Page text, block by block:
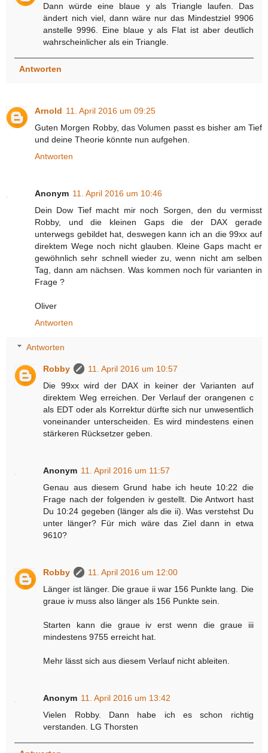
Dann würde eine blaue y als Triangle laufen. Das
ändert nich viel, dann wäre nur das Mindestziel 9906
anstelle 9996. Eine blaue y als Flat ist aber deutlich
wahrscheinlicher als ein Triangle.
Antworten
Arnold 11. April 2016 um 09:25
Guten Morgen Robby, das Volumen passt es bisher am Tief
und deine Theorie könnte nun aufgehen.
Antworten
Anonym 11. April 2016 um 10:46
Dein Dow Tief macht mir noch Sorgen, den du vermisst
Robby, und die kleinen Gaps die der DAX gerade
unterwegs gebildet hat, deswegen kann ich an die 99xx auf
direktem Wege noch nicht glauben. Kleine Gaps macht er
gewöhnlich sehr schnell wieder zu, wenn nicht am selben
Tag, dann am nächsen. Was kommen noch für varianten in
Frage ?
Oliver
Antworten
Antworten
Robby
11. April 2016 um 10:57
Die 99xx wird der DAX in keiner der Varianten auf
direktem Weg erreichen. Der Verlauf der orangenen c
als EDT oder als Korrektur dürfte sich nur unwesentlich
voneinander unterscheiden. Es wird mindestens einen
stärkeren Rücksetzer geben.
Anonym 11. April 2016 um 11:57
Genau aus diesem Grund habe ich heute 10:22 die
Frage nach der folgenden iv gestellt. Die Antwort hast
Du 10:24 gegeben (länger als die ii). Was verstehst Du
unter länger? Für mich wäre das Ziel dann in etwa
9610?
Robby
11. April 2016 um 12:00
Länger ist länger. Die graue ii war 156 Punkte lang. Die
graue iv muss also länger als 156 Punkte sein.
Starten kann die graue iv erst wenn die graue iii
mindestens 9755 erreicht hat.
Mehr lässt sich aus diesem Verlauf nicht ableiten.
Anonym 11. April 2016 um 13:42
Vielen Robby. Dann habe ich es schon richtig
verstanden. LG Thorsten